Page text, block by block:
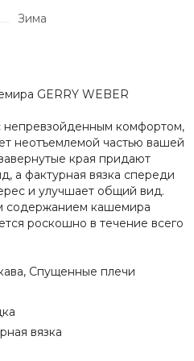
Зима
GERRY WEBER
непревзойденным комфортом,
неотъемлемой частью вашей
края придают
а фактурная вязка спереди
и улучшает общий вид.
содержанием кашемира
роскошно в течение всего
Спущенные плечи
вязка